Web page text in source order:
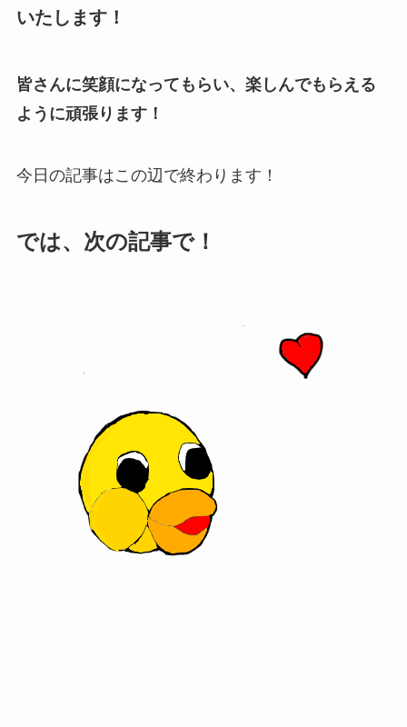
いたします！
皆さんに笑顔になってもらい、楽しんでもらえる
ように頑張ります！
今日の記事はこの辺で終わります！
では、次の記事で！